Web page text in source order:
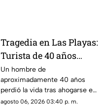
Tragedia en Las Playas:
Turista de 40 años
mu3r3 ahogado en la
alberca de un hotel en
Acapulco
Un hombre de
aproximadamente 40 años
perdió la vida tras ahogarse en
la alberca de un hotel del
agosto 06, 2026 03:40 p. m.